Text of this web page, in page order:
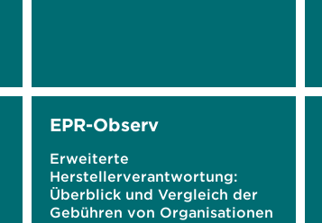
EPR-Observ
Erweiterte
Herstellerverantwortung:
Überblick und Vergleich der
Gebühren von Organisationen